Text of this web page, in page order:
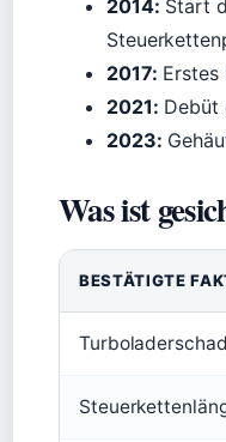
2014: Start
2017: Erstes
2021: Debüt
2023:
Was ist
BESTÄTIGTE